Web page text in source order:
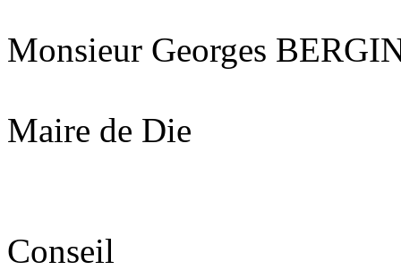
Monsieur Georges
Maire de Die
Conseil